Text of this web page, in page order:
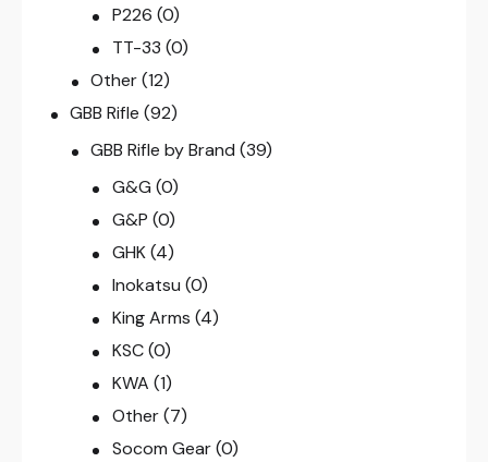
P226 (0)
TT-33 (0)
Other (12)
GBB Rifle (92)
GBB Rifle by Brand (39)
G&G (0)
G&P (0)
GHK (4)
Inokatsu (0)
King Arms (4)
KSC (0)
KWA (1)
Other (7)
Socom Gear (0)